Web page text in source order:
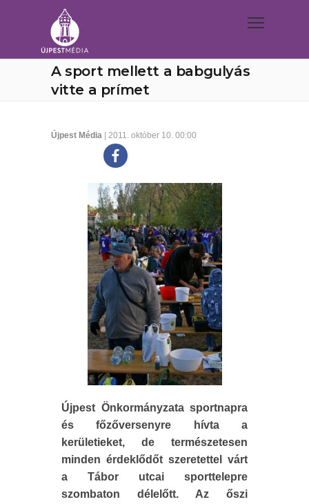
A sport mellett a babgulyás
vitte a prímet
Újpest Média | 2011. október 10. 00:00
Újpest Önkormányzata sportnapra
és főzőversenyre hívta a
kerületieket, de természetesen
minden érdeklődőt szeretettel várt
a Tábor utcai sporttelepre
szombaton délelőtt. Az őszi